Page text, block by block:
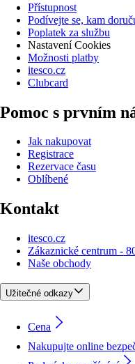
Přístupnost
Podívejte se, kam
Poplatek za službu
Nastavení Cookies
Možnosti platby
itesco.cz
Clubcard
Pomoc s prvním
Jak nakupovat
Registrace
Rezervace času
Oblíbené
Kontakt
itesco.cz
Zákaznické centrum -
Naše obchody
Užitečné odkazy
Cena
Nakupujte online